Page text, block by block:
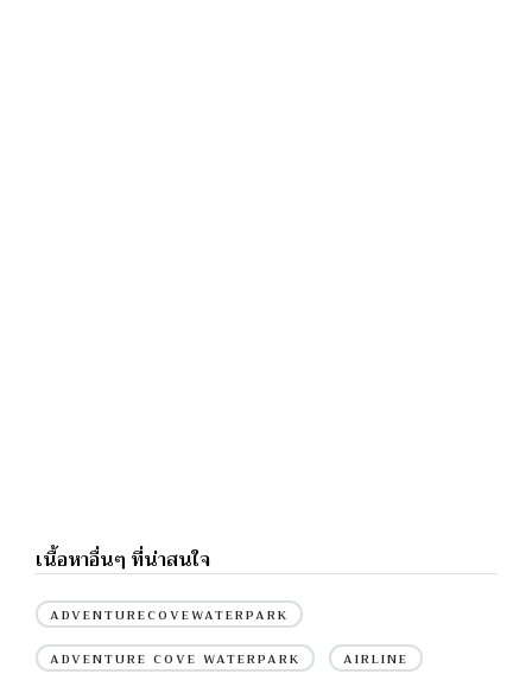
เนื้อหาอื่นๆ ที่น่าสนใจ
ADVENTURECOVEWATERPARK
ADVENTURE COVE WATERPARK AIRLINE